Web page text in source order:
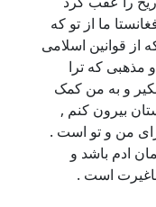
ما از تو که
از قوانین اسلامی
مذهبی که ترا
بکیر و به من کمک
بیرون کنم ,
من و تو است .
ادم باشد و
است .